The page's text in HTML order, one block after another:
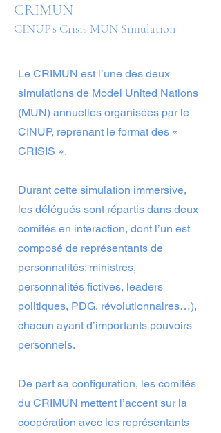
CRIMUN
CINUP's Crisis MUN Simulation
Le CRIMUN est l’une des deux
simulations de Model United Nations
(MUN) annuelles organisées par le
CINUP, reprenant le format des «
CRISIS ».
Durant cette simulation immersive,
les délégués sont répartis dans deux
comités en interaction, dont l’un est
composé de représentants de
personnalités: ministres,
personnalités fictives, leaders
politiques, PDG, révolutionnaires…),
chacun ayant d’importants pouvoirs
personnels.
De part sa configuration, les comités
du CRIMUN mettent l’accent sur la
coopération avec les représentants